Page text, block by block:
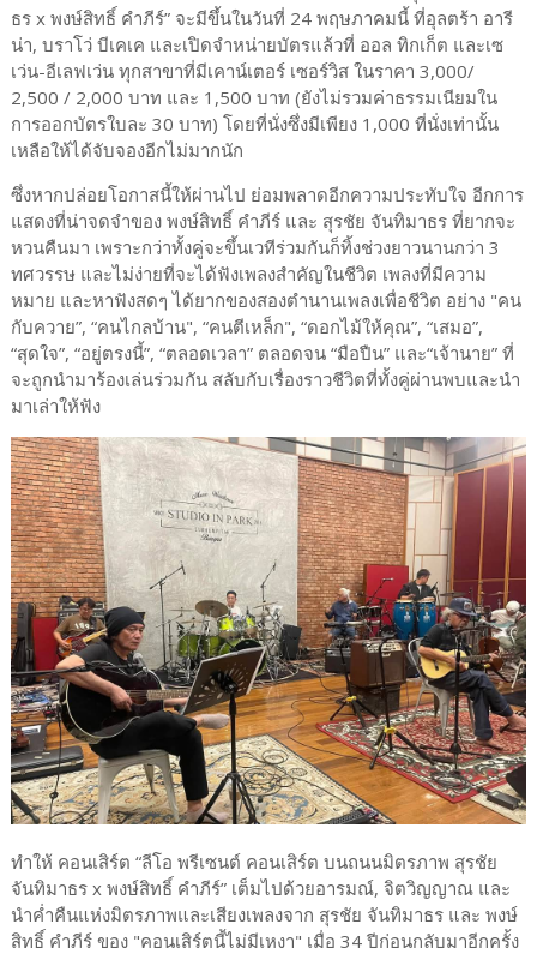
ธร x พงษ์สิทธิ์ คำภีร์” จะมีขึ้นในวันที่ 24 พฤษภาคมนี้ ที่อุลตร้า อารี
น่า, บราโว่ บีเคเค และเปิดจำหน่ายบัตรแล้วที่ ออล ทิกเก็ต และเซ
เว่น-อีเลฟเว่น ทุกสาขาที่มีเคาน์เตอร์ เซอร์วิส ในราคา 3,000/
2,500 / 2,000 บาท และ 1,500 บาท (ยังไม่รวมค่าธรรมเนียมใน
การออกบัตรใบละ 30 บาท) โดยที่นั่งซึ่งมีเพียง 1,000 ที่นั่งเท่านั้น
เหลือให้ได้จับจองอีกไม่มากนัก
ซึ่งหากปล่อยโอกาสนี้ให้ผ่านไป ย่อมพลาดอีกความประทับใจ อีกการ
แสดงที่น่าจดจำของ พงษ์สิทธิ์ คำภีร์ และ สุรชัย จันทิมาธร ที่ยากจะ
หวนคืนมา เพราะกว่าทั้งคู่จะขึ้นเวทีร่วมกันก็ทิ้งช่วงยาวนานกว่า 3
ทศวรรษ และไม่ง่ายที่จะได้ฟังเพลงสำคัญในชีวิต เพลงที่มีความ
หมาย และหาฟังสดๆ ได้ยากของสองตำนานเพลงเพื่อชีวิต อย่าง "คน
กับควาย”, “คนไกลบ้าน", “คนตีเหล็ก", “ดอกไม้ให้คุณ”, “เสมอ”,
“สุดใจ”, “อยู่ตรงนี้”, “ตลอดเวลา” ตลอดจน “มือปืน” และ“เจ้านาย” ที่
จะถูกนำมาร้องเล่นร่วมกัน สลับกับเรื่องราวชีวิตที่ทั้งคู่ผ่านพบและนำ
มาเล่าให้ฟัง
ทำให้ คอนเสิร์ต “ลีโอ พรีเซนต์ คอนเสิร์ต บนถนนมิตรภาพ สุรชัย
จันทิมาธร x พงษ์สิทธิ์ คำภีร์” เต็มไปด้วยอารมณ์, จิตวิญญาณ และ
นำค่ำคืนแห่งมิตรภาพและเสียงเพลงจาก สุรชัย จันทิมาธร และ พงษ์
สิทธิ์ คำภีร์ ของ "คอนเสิร์ตนี้ไม่มีเหงา" เมื่อ 34 ปีก่อนกลับมาอีกครั้ง